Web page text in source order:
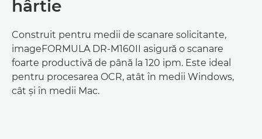
hârtie
Construit pentru medii de scanare solicitante,
imageFORMULA DR-M160II asigură o scanare
foarte productivă de până la 120 ipm. Este ideal
pentru procesarea OCR, atât în medii Windows,
cât şi în medii Mac.